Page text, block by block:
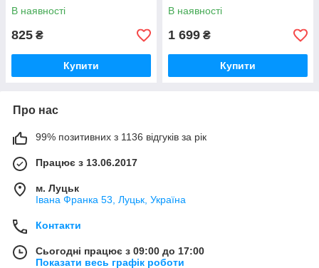
В наявності
825 ₴
Купити
В наявності
1 699 ₴
Купити
Про нас
99% позитивних з 1136 відгуків за рік
Працює з 13.06.2017
м. Луцьк
Івана Франка 53, Луцьк, Україна
Контакти
Сьогодні працює з 09:00 до 17:00
Показати весь графік роботи